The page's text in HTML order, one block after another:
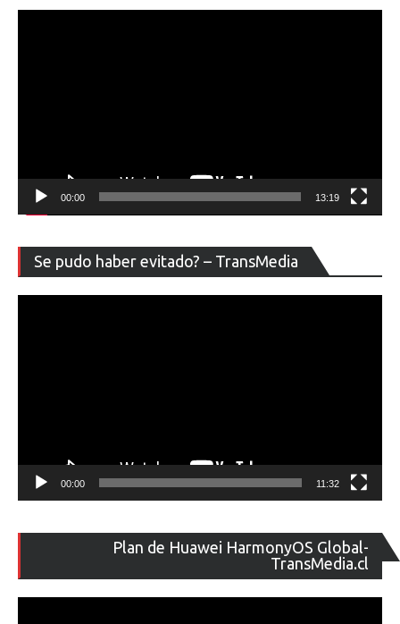
00:00 13:19
Se pudo haber evitado? – TransMedia
de
00:00 11:32
Plan de Huawei HarmonyOS Global-
TransMedia.cl
de